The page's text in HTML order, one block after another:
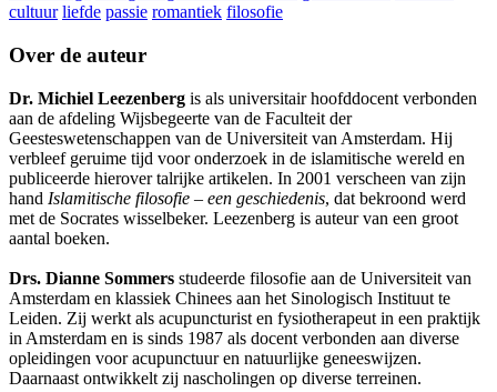
cultuur liefde passie romantiek filosofie
Over de auteur
Dr. Michiel Leezenberg is als universitair hoofddocent verbonden
aan de afdeling Wijsbegeerte van de Faculteit der
Geesteswetenschappen van de Universiteit van Amsterdam. Hij
verbleef geruime tijd voor onderzoek in de islamitische wereld en
publiceerde hierover talrijke artikelen. In 2001 verscheen van zijn
hand Islamitische filosofie – een geschiedenis, dat bekroond werd
met de Socrates wisselbeker. Leezenberg is auteur van een groot
aantal boeken.
Drs. Dianne Sommers studeerde filosofie aan de Universiteit van
Amsterdam en klassiek Chinees aan het Sinologisch Instituut te
Leiden. Zij werkt als acupuncturist en fysiotherapeut in een praktijk
in Amsterdam en is sinds 1987 als docent verbonden aan diverse
opleidingen voor acupunctuur en natuurlijke geneeswijzen.
Daarnaast ontwikkelt zij nascholingen op diverse terreinen.